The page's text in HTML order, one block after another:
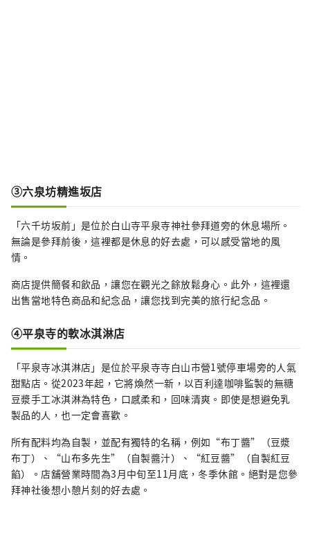
③六泉坊精進坂店
「六千坊坂前」是位於白山寺平泉寺神社參拜道旁的休息場所。
無論是參拜前後，這裡都是休息的好去處，可以感受當地的風
情。
商店提供簡餐和飲品，讓您在觀光之餘放鬆身心。此外，這裡還
出售當地特色商品和紀念品，讓您找到完美的旅行紀念品。
④平泉寺的軟冰淇淋店
「平泉寺冰淇淋店」是位於平泉寺寺白山市營1號停車場旁的人氣
甜點店。從2023年起，它將煥然一新，以百利達咖啡監製的無糖
豆漿手工冰淇淋為特色，口感柔和，回味清爽。即使是想避免乳
製品的人，也一定會喜歡。
所有配料均為自製，並配有獨特的名稱，例如“布丁醬”（豆漿
布丁）、“山布多先生”（自製醬汁）、“紅豆醬”（自製紅豆
餡）。店舖營業時間為3月中旬至11月底，冬季休館。絕對是您參
拜神社後想小憩片刻的好去處。